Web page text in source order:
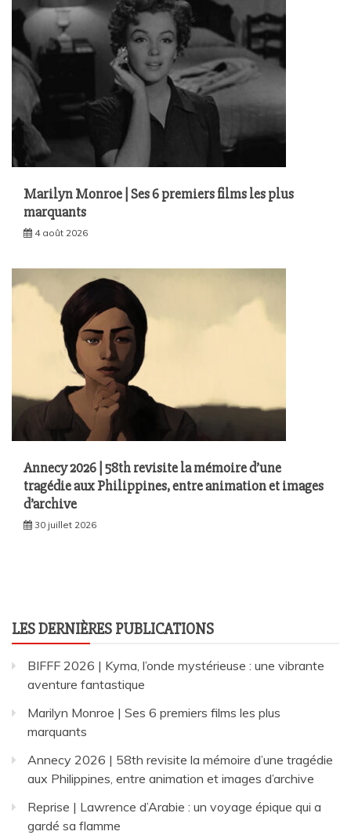
Marilyn Monroe | Ses 6 premiers films les plus
marquants
4 août 2026
Annecy 2026 | 58th revisite la mémoire d’une
tragédie aux Philippines, entre animation et images
d’archive
30 juillet 2026
LES DERNIÈRES PUBLICATIONS
BIFFF 2026 | Kyma, l’onde mystérieuse : une vibrante
aventure fantastique
Marilyn Monroe | Ses 6 premiers films les plus
marquants
Annecy 2026 | 58th revisite la mémoire d’une tragédie
aux Philippines, entre animation et images d’archive
Reprise | Lawrence d’Arabie : un voyage épique qui a
gardé sa flamme